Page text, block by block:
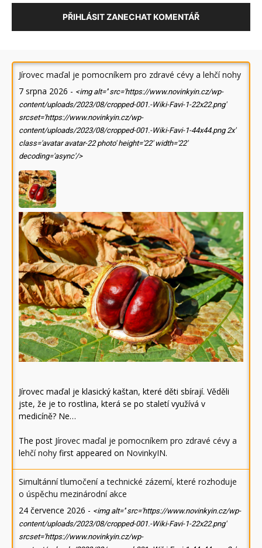
PŘIHLÁSIT ZANECHAT KOMENTÁŘ
Jírovec maďal je pomocníkem pro zdravé cévy a lehčí nohy
7 srpna 2026 - <img alt='' src='https://www.novinkyin.cz/wp-
content/uploads/2023/08/cropped-001.-Wiki-Favi-1-22x22.png'
srcset='https://www.novinkyin.cz/wp-
content/uploads/2023/08/cropped-001.-Wiki-Favi-1-44x44.png 2x'
class='avatar avatar-22 photo' height='22' width='22'
decoding='async'/>
Jírovec maďal je klasický kaštan, které děti sbírají. Věděli
jste, že je to rostlina, která se po staletí využívá v
medicíně? Ne…
The post Jírovec maďal je pomocníkem pro zdravé cévy a
lehčí nohy first appeared on NovinkyIN.
Simultánní tlumočení a technické zázemí, které rozhoduje
o úspěchu mezinárodní akce
24 července 2026 - <img alt='' src='https://www.novinkyin.cz/wp-
content/uploads/2023/08/cropped-001.-Wiki-Favi-1-22x22.png'
srcset='https://www.novinkyin.cz/wp-